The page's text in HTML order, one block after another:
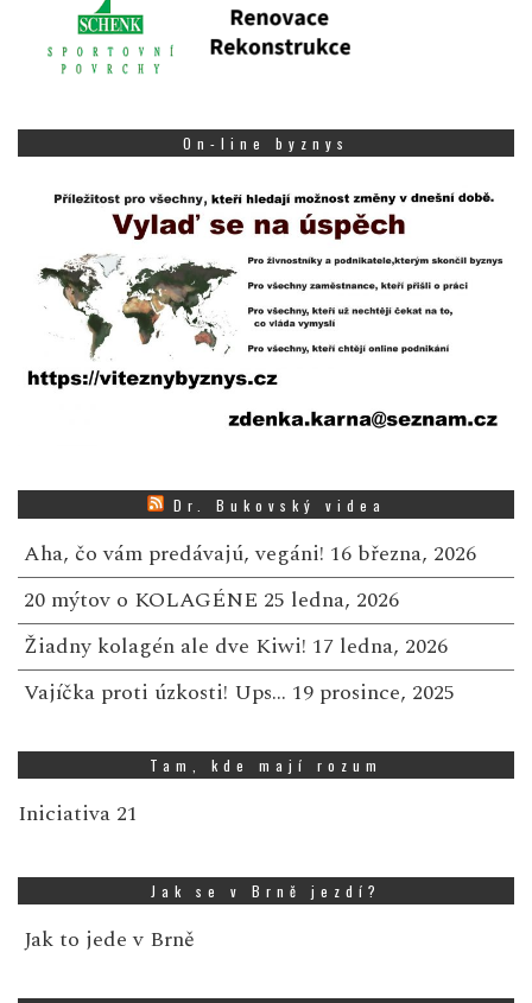
On-line byznys
Dr. Bukovský videa
Aha, čo vám predávajú, vegáni! 16 března, 2026
20 mýtov o KOLAGÉNE 25 ledna, 2026
Žiadny kolagén ale dve Kiwi! 17 ledna, 2026
Vajíčka proti úzkosti! Ups… 19 prosince, 2025
Tam, kde mají rozum
Iniciativa 21
Jak se v Brně jezdí?
Jak to jede v Brně